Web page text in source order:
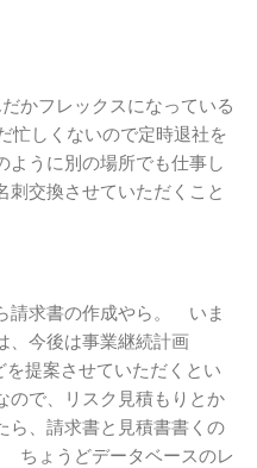
かフレックスになっている
しくないので定時退社を
うに別の場所でも仕事し
刺交換させていただくこと
請求書の作成やら。 いま
、今後は事業継続計画
提案させていただくとい
ので、リスク見積もりとか
ら、請求書と見積書書くの
ちょうどデータベースのレ